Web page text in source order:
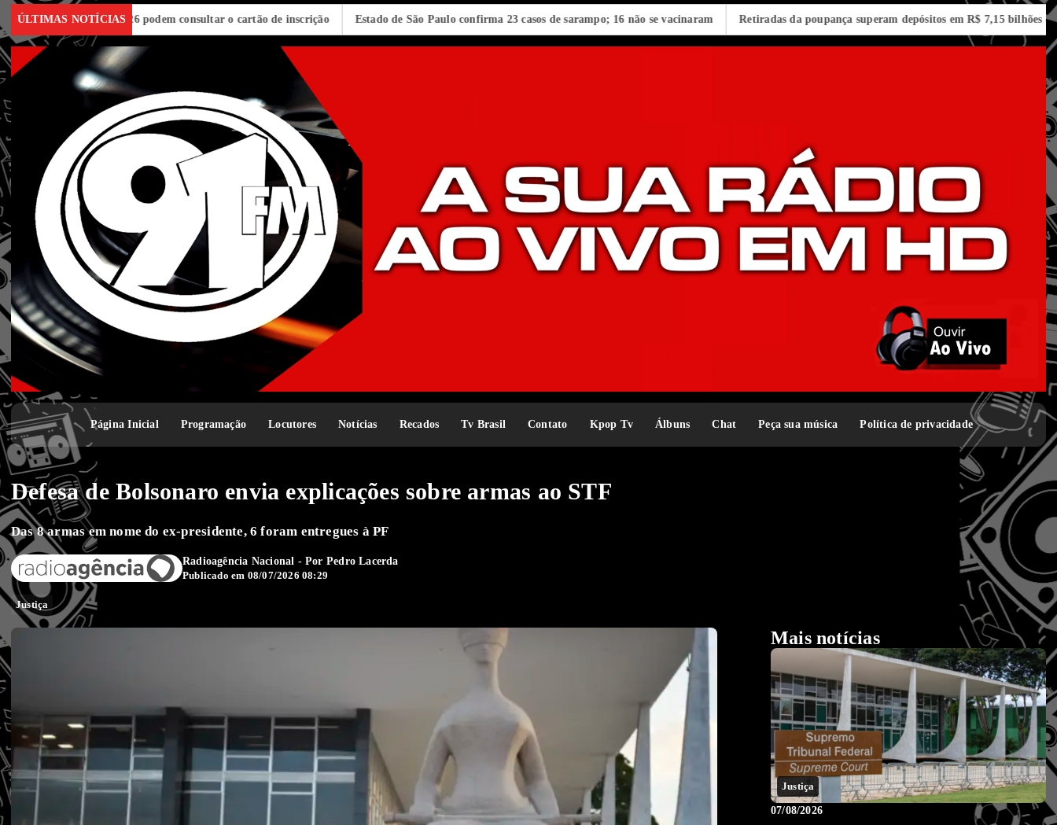
ÚLTIMAS NOTÍCIAS
do Encceja 2026 podem consultar o cartão de inscrição Estado de São Paulo confirma 23 casos de sarampo; 16 não se vacinaram Retiradas da poupança superam depósitos em R$ 7,15 bilhões em julho
Página Inicial Programação Locutores Notícias Recados Tv Brasil Contato Kpop Tv Álbuns Chat Peça sua música Política de privacidade
Defesa de Bolsonaro envia explicações sobre armas ao STF
Das 8 armas em nome do ex-presidente, 6 foram entregues à PF
Radioagência Nacional - Por Pedro Lacerda
Publicado em 08/07/2026 08:29
Justiça
Mais notícias
Justiça
07/08/2026